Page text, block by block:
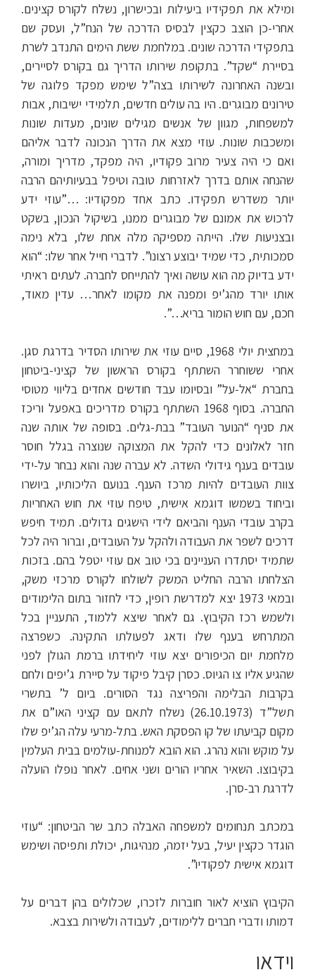
ומילא את תפקידיו ביעילות ובכישרון, נשלח לקורס קצינים.
אחרי-כן הוצב כקצין לבסיס הדרכה של הנח”ל, ועסק שם
בתפקידי הדרכה שונים. במלחמת ששת הימים התנדב לשרת
בסיירת “שקד”. בתקופת שירותו הדריך גם בקורס לסיירים,
ובשנה האחרונה לשירותו בצה”ל שימש מפקד פלוגה של
טירונים מבוגרים. היו בה עולים חדשים, תלמידי ישיבות, אבות
למשפחות, מגוון של אנשים מגילים שונים, מעדות שונות
ומשכבות שונות. עוזי מצא את הדרך הנכונה לדבר אליהם
ואם כי היה צעיר מרוב פקודיו, היה מפקד, מדריך ומורה,
שהנחה אותם בדרך לאזרחות טובה וטיפל בבעיותיהם הרבה
יותר משדרש תפקידו. כתב אחד מפקודיו: …”עוזי ידע
לרכוש את אמונם של מבוגרים ממנו, בשיקול הנכון, בשקט
ובצניעות שלו. הייתה מספיקה מלה אחת שלו, בלא נימה
סמכותית, כדי שמיד יבוצע רצונו”. לדברי חייל אחר שלו: “הוא
ידע בדיוק מה הוא עושה ואיך להתייחס לחברה. לעתים ראיתי
אותו יורד מהג’יפ ומפנה את מקומו לאחר… עדין מאוד,
חכם, עם חוש הומור בריא…”.
במחצית יולי 1968, סיים עוזי את שירותו הסדיר בדרגת סגן.
אחרי ששוחרר השתתף בקורס הראשון של קציני-ביטחון
בחברת “אל-על” ובסיומו עבד חודשים אחדים בליווי מטוסי
החברה. בסוף 1968 השתתף בקורס מדריכים באפעל וריכז
את סניף “הנוער העובד” בבת-גלים. בסופה של אותה שנה
חזר לאלונים כדי להקל את המצוקה שנוצרה בגלל חוסר
עובדים בענף גידולי השדה. לא עברה שנה והוא נבחר על-ידי
צוות העובדים להיות מרכז הענף. בנועם הליכותיו, ביושרו
וביחוד בשמשו דוגמא אישית, טיפח עוזי את חוש האחריות
בקרב עובדי הענף והביאם לידי הישגים גדולים. תמיד חיפש
דרכים לשפר את העבודה ולהקל על העובדים, וברור היה לכל
שתמיד יסתדרו העניינים בכי טוב אם עוזי יטפל בהם. בזכות
הצלחתו הרבה החליט המשק לשולחו לקורס מרכזי משק,
ובמאי 1973 יצא למדרשת רופין, כדי לחזור בתום הלימודים
ולשמש רכז הקיבוץ. גם לאחר שיצא ללמוד, התעניין בכל
המתרחש בענף שלו ודאג לפעולתו התקינה. כשפרצה
מלחמת יום הכיפורים יצא עוזי ליחידתו ברמת הגולן לפני
שהגיע אליו צו הגיוס. כסרן קיבל פיקוד על סיירת ג’יפים ולחם
בקרבות הבלימה והפריצה נגד הסורים. ביום ל’ בתשרי
תשל”ד (26.10.1973) נשלח לתאם עם קציני האו”ם את
מקום קביעתו של קו הפסקת האש. בתל-מרעי עלה הג’יפ שלו
על מוקש והוא נהרג. הוא הובא למנוחת-עולמים בבית העלמין
בקיבוצו. השאיר אחריו הורים ושני אחים. לאחר נופלו הועלה
לדרגת רב-סרן.
במכתב תנחומים למשפחה האבלה כתב שר הביטחון: “עוזי
הוגדר כקצין יעיל, בעל יזמה, מנהיגות, יכולת ותפיסה ושימש
דוגמא אישית לפקודיו”.
הקיבוץ הוציא לאור חוברות לזכרו, שכלולים בהן דברים על
דמותו ודברי חברים ללימודים, לעבודה ולשירות בצבא.
וידאו